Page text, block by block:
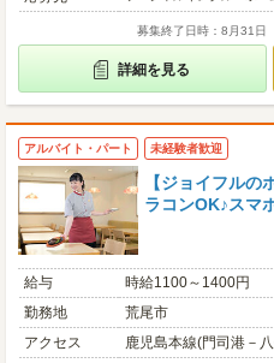
募集終了日時：8月31日
詳細を見る
アルバイト・パート 未経験者歓迎
【ジョイフルの
ラコンOK♪スマ
給与
時給1100～1400円
勤務地
荒尾市
アクセス
鹿児島本線(門司港－